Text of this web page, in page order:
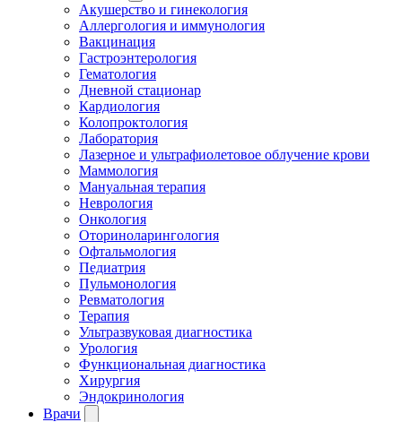
Акушерство и гинекология
Аллергология и иммунология
Вакцинация
Гастроэнтерология
Гематология
Дневной стационар
Кардиология
Колопроктология
Лаборатория
Лазерное и ультрафиолетовое облучение крови
Маммология
Мануальная терапия
Неврология
Онкология
Оториноларингология
Офтальмология
Педиатрия
Пульмонология
Ревматология
Терапия
Ультразвуковая диагностика
Урология
Функциональная диагностика
Хирургия
Эндокринология
Врачи